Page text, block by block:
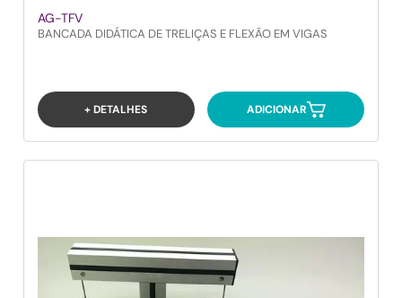
AG-TFV
BANCADA DIDÁTICA DE TRELIÇAS E FLEXÃO EM VIGAS
+ DETALHES ADICIONAR